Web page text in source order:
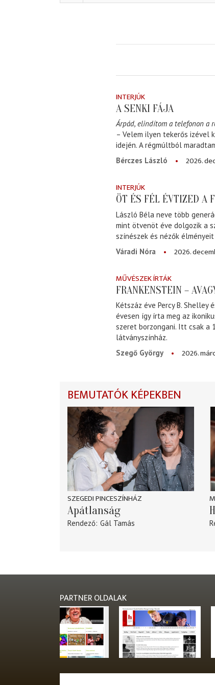
INTERJÚK
A SENKI FÁJA
Árpád, elindítom a telefonon a
– Velem ilyen tekerős izével
idején. A régmúltból
Bérczes László
2026.
INTERJÚK
ÖT ÉS FÉL ÉVTIZED A
László Béla neve több
mint ötvenöt éve dolgozik a
színészek és nézők
Váradi Nóra
2026.
MŰVÉSZEK ÍRTÁK
FRANKENSTEIN –
Kétszáz éve Percy B.
évesen így írta meg az
szeret borzongani. Itt csak a
látványszínház.
Szegő György
2026.
BEMUTATÓK KÉPEKBEN
SZEGEDI PINCESZÍNHÁZ
Apátlanság
Rendező Gál Tamás
PARTNER OLDALAK